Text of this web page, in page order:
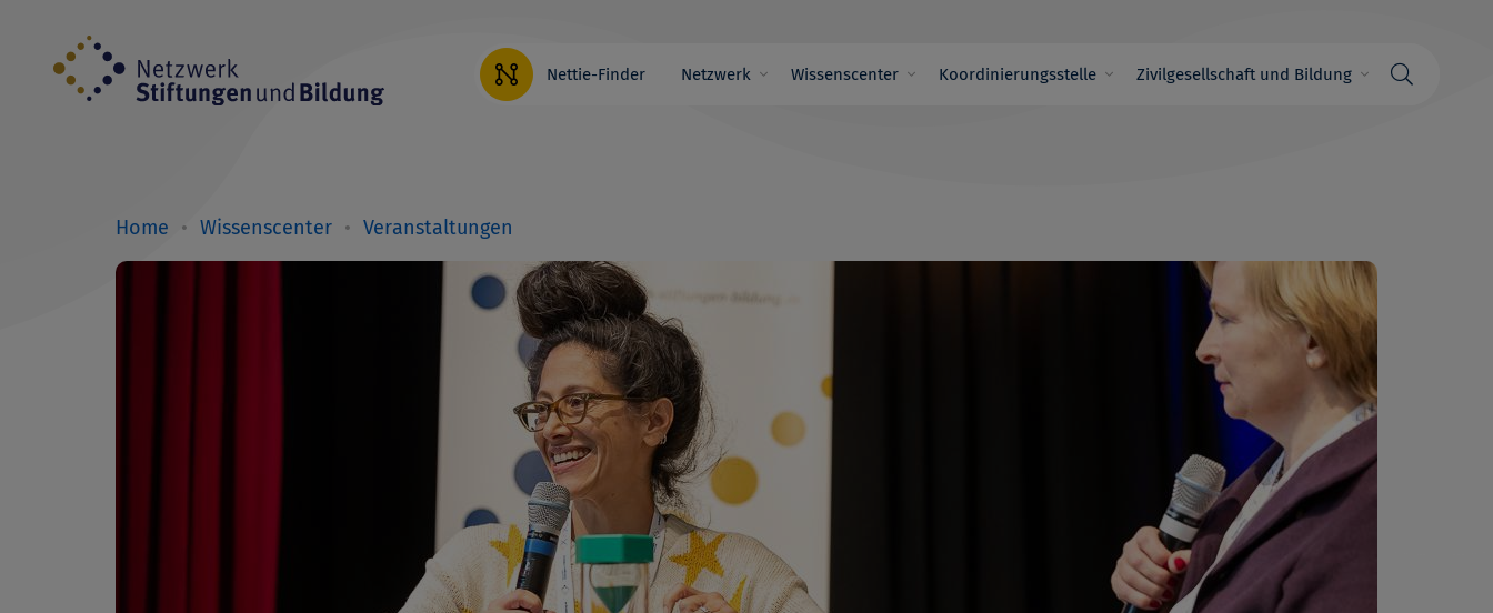
Inhalt
Nettie-Finder Hauptnavigation
Netzwerk Wissenscenter Koordinierungsstelle Zivilgesellschaft und Bildung
Breadcrumb
Home Wissenscenter Veranstaltungen